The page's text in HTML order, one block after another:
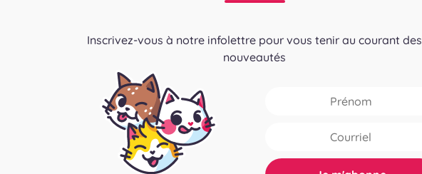
Inscrivez-vous à notre infolettre pour vous tenir au courant des
nouveautés